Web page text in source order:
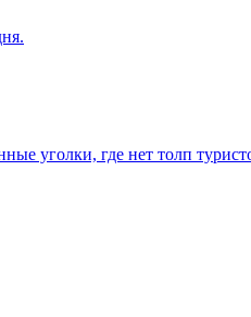
уголки, где нет толп